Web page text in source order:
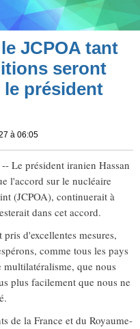
JCPOA tant
seront
le président
à 06:05
Le président iranien Hassan
l'accord sur le nucléaire
(JCPOA), continuerait à
dans cet accord.
d'excellentes mesures,
comme tous les pays
multilatéralisme, que nous
plus facilement que nous ne
de la France et du Royaume-